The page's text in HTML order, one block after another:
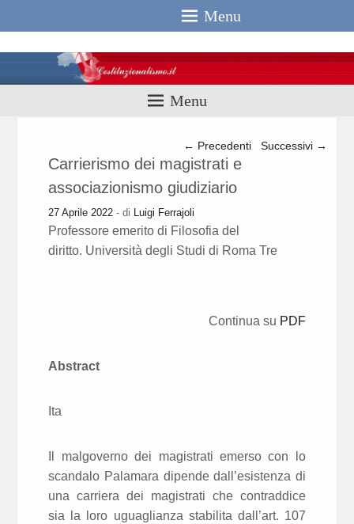
Menu
Menu
Navigazione articolo
← Precedenti Successivi →
Carrierismo dei magistrati e
associazionismo giudiziario
27 Aprile 2022 - di Luigi Ferrajoli
Professore emerito di Filosofia del
diritto. Università degli Studi di Roma Tre
Continua su PDF
Abstract
Ita
Il malgoverno dei magistrati emerso con lo
scandalo Palamara dipende dall’esistenza di
una carriera dei magistrati che contraddice
sia la loro uguaglianza stabilita dall’art. 107